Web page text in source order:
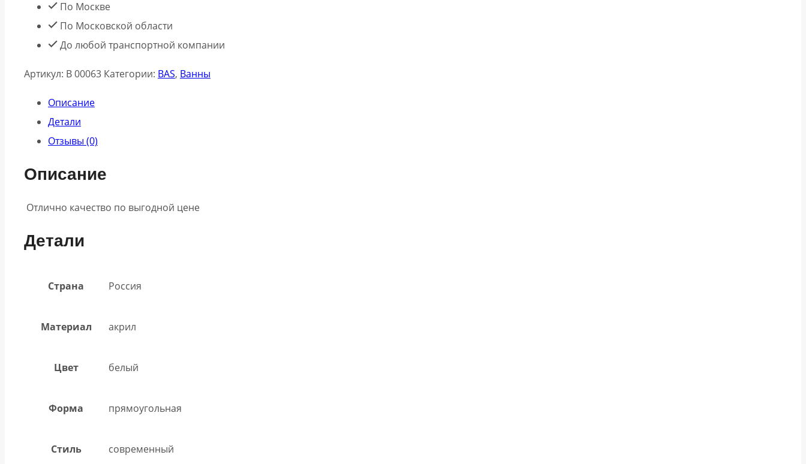
По Москве
По Московской области
До любой транспортной компании
Артикул: В 00063 Категории: BAS, Ванны
Описание
Детали
Отзывы (0)
Описание
Отлично качество по выгодной цене
Детали
Страна Россия
Материал акрил
Цвет белый
Форма прямоугольная
Стиль современный